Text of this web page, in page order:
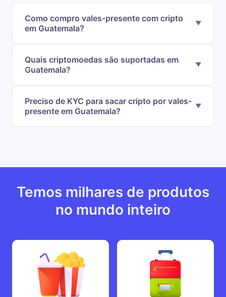
Como compro vales-presente com cripto
em Guatemala?
Quais criptomoedas são suportadas em
Guatemala?
Preciso de KYC para sacar cripto por vales-
presente em Guatemala?
Temos milhares de produtos
no mundo inteiro